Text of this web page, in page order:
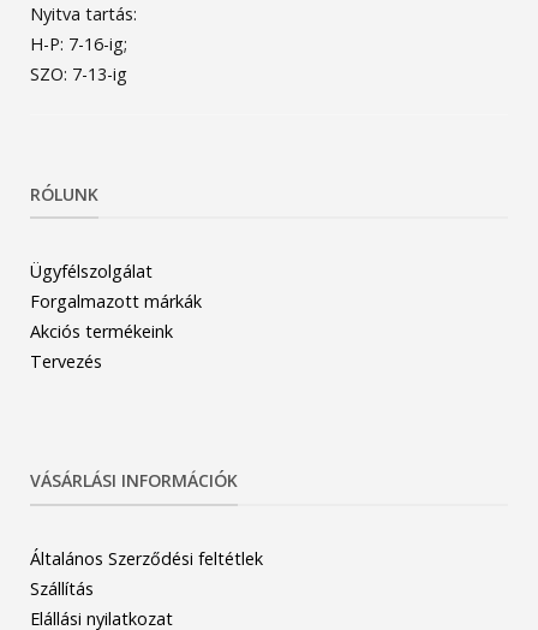
Nyitva tartás:
H-P: 7-16-ig;
SZO: 7-13-ig
RÓLUNK
Ügyfélszolgálat
Forgalmazott márkák
Akciós termékeink
Tervezés
VÁSÁRLÁSI INFORMÁCIÓK
Általános Szerződési feltétlek
Szállítás
Elállási nyilatkozat